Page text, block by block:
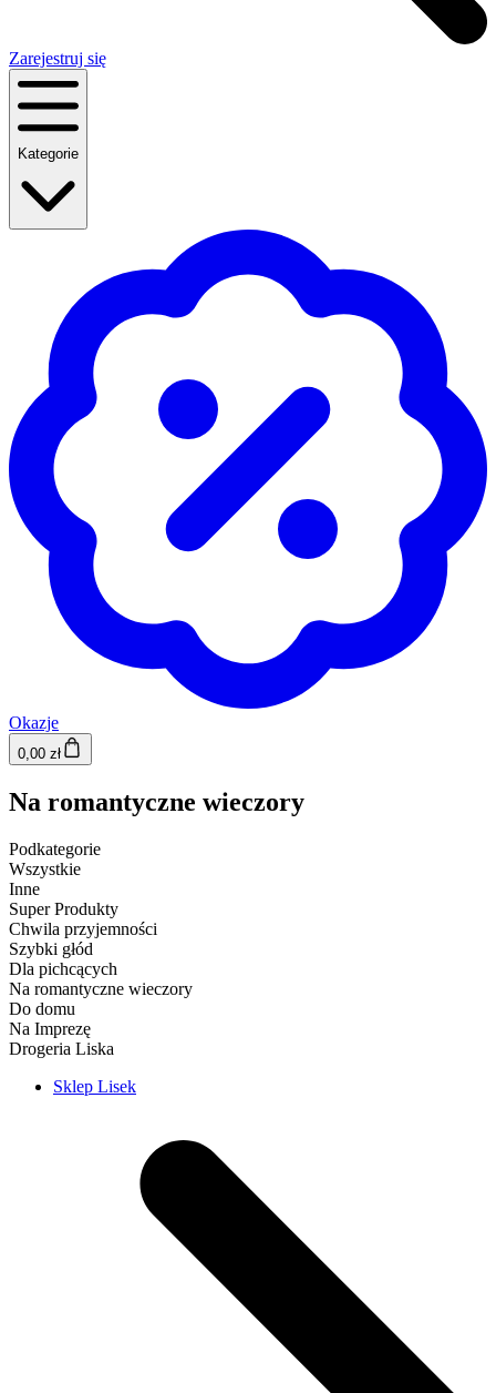
Zarejestruj się
Kategorie
Okazje
0,00 zł
Na romantyczne wieczory
Podkategorie
Wszystkie
Inne
Super Produkty
Chwila przyjemności
Szybki głód
Dla pichcących
Na romantyczne wieczory
Do domu
Na Imprezę
Drogeria Liska
Sklep Lisek